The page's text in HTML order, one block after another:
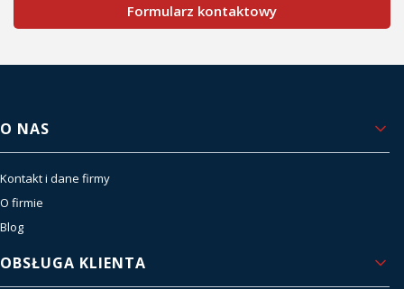
Formularz kontaktowy
Linki w stopce
O NAS
Kontakt i dane firmy
O firmie
Blog
OBSŁUGA KLIENTA